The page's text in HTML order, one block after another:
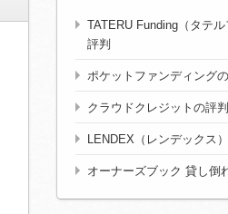
TATERU Funding（タテ
評判
ポケットファンディング
クラウドクレジットの評判
LENDEX（レンデックス）
オーナーズブック 貸し倒